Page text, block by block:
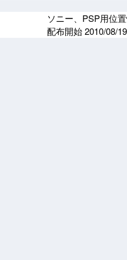
ソニー、PSP用位
配布開始2010/08/19